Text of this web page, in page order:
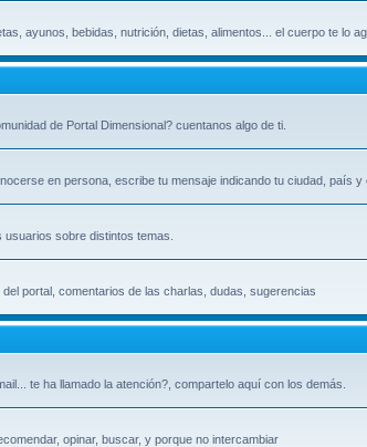
ayunos, bebidas, nutrición, dietas, alimentos... el cuerpo te lo
de Portal Dimensional? cuentanos algo de ti.
en persona, escribe tu mensaje indicando tu ciudad, país y
sobre distintos temas.
portal, comentarios de las charlas, dudas, sugerencias
te ha llamado la atención?, compartelo aquí con los demás.
opinar, buscar, y porque no intercambiar